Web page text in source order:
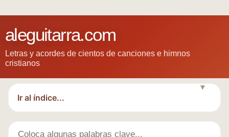
aleguitarra.com
Letras y acordes de cientos de canciones e himnos
cristianos
▼